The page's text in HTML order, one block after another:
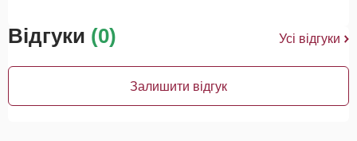
Відгуки (0) Усі відгуки
Залишити відгук